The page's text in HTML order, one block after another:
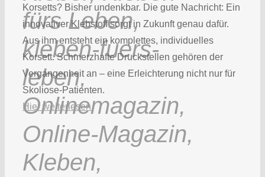
Korsetts? Bisher undenkbar. Die gute Nachricht: Ein
innovativer Klebstoff sorgt in Zukunft genau dafür.
Aus ihm entsteht ein komplettes, individuelles
Korsett. Schmerzhafte Druckstellen gehören der
Vergangenheit an – eine Erleichterung nicht nur für
Skoliose-Patienten.
Hier weiterlesen.